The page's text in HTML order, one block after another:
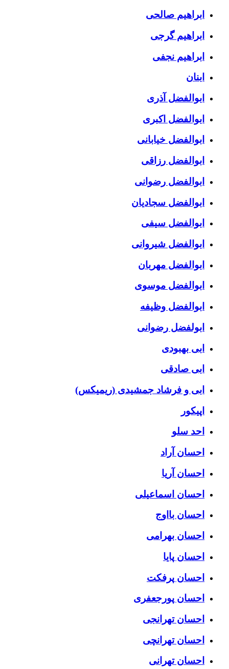
ابراهیم صالحی
ابراهیم گرجی
ابراهیم نجفی
ابنان
ابوالفضل آذری
ابوالفضل اکبری
ابوالفضل خیابانی
ابوالفضل رزاقی
ابوالفضل رضوانی
ابوالفضل سجادیان
ابوالفضل سیفی
ابوالفضل شیروانی
ابوالفضل مهربان
ابوالفضل موسوی
ابوالفضل وظیفه
ابولفضل رضوانی
ابی بهبودی
ابی صادقی
ابی و فرشاد جمشیدی (ریمیکس)
اپیکور
احد سلو
احسان آراد
احسان آریا
احسان اسماعیلی
احسان بااوج
احسان بهرامی
احسان پایا
احسان پرفکت
احسان پورجعفری
احسان تهرانجی
احسان تهرانچی
احسان تهرانی